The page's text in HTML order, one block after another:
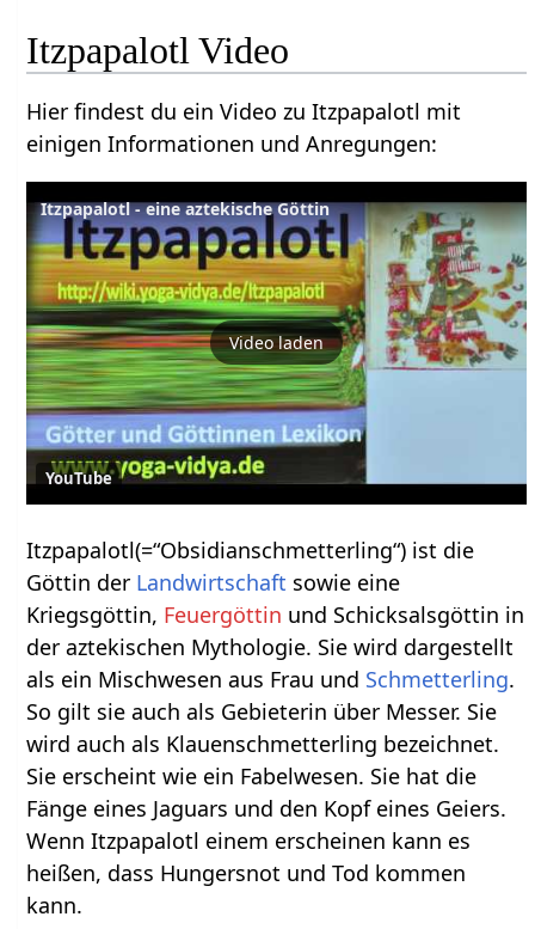
Itzpapalotl Video
Hier findest du ein Video zu Itzpapalotl mit
einigen Informationen und Anregungen:
Itzpapalotl - eine aztekische Göttin
Video laden
YouTube
Itzpapalotl(=“Obsidianschmetterling“) ist die
Göttin der Landwirtschaft sowie eine
Kriegsgöttin, Feuergöttin und Schicksalsgöttin in
der aztekischen Mythologie. Sie wird dargestellt
als ein Mischwesen aus Frau und Schmetterling.
So gilt sie auch als Gebieterin über Messer. Sie
wird auch als Klauenschmetterling bezeichnet.
Sie erscheint wie ein Fabelwesen. Sie hat die
Fänge eines Jaguars und den Kopf eines Geiers.
Wenn Itzpapalotl einem erscheinen kann es
heißen, dass Hungersnot und Tod kommen
kann.